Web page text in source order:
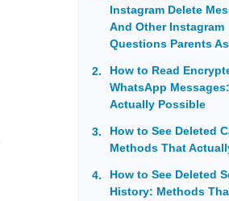
Instagram Delete
And Other Instagram
Questions Parents
How to Read
WhatsApp
Actually Possible
How to See Deleted
Methods That
How to See Deleted
History: Methods